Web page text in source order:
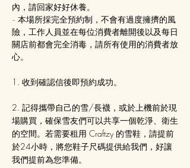
內，請回家好好休養。
- 本場所採完全預約制，不會有過度擁擠的風
險，工作人員並在每位消費者離開後以及每日
關店前都會完全消毒，請所有使用的消費者放
心。
1. 收到確認信後即預約成功。
2. 記得攜帶自己的雪/長襪，或於上機前於現
場購買，確保雪友們可以共享一個乾淨、衛生
的空間。若需要租用 Craftzy 的雪鞋，請提前
於24小時，將您鞋子尺碼提供給我們，好讓
我們提前為您準備。